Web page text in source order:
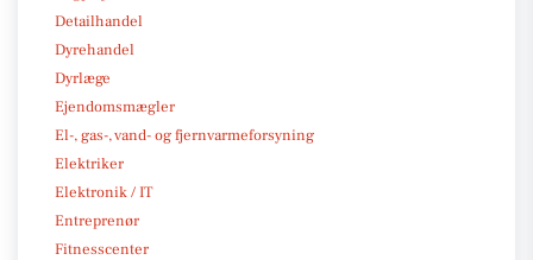
Detailhandel
Dyrehandel
Dyrlæge
Ejendomsmægler
El-, gas-, vand- og fjernvarmeforsyning
Elektriker
Elektronik / IT
Entreprenør
Fitnesscenter